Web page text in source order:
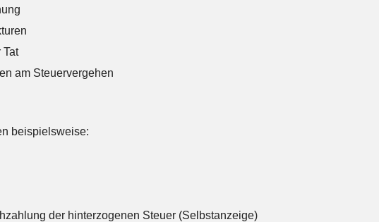
Tat
am Steuervergehen
beispielsweise:
der hinterzogenen Steuer (Selbstanzeige)